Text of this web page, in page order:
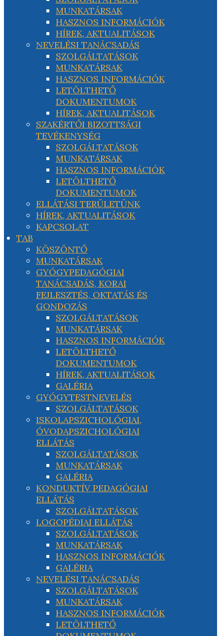
MUNKATÁRSAK
HASZNOS INFORMÁCIÓK
HÍREK, AKTUALITÁSOK
NEVELÉSI TANÁCSADÁS
SZOLGÁLTATÁSOK
MUNKATÁRSAK
HASZNOS INFORMÁCIÓK
LETÖLTHETŐ
DOKUMENTUMOK
HÍREK, AKTUALITÁSOK
SZAKÉRTŐI BIZOTTSÁGI
TEVÉKENYSÉG
SZOLGÁLTATÁSOK
MUNKATÁRSAK
HASZNOS INFORMÁCIÓK
LETÖLTHETŐ
DOKUMENTUMOK
ELLÁTÁSI TERÜLETÜNK
HÍREK, AKTUALITÁSOK
KAPCSOLAT
TAB
KÖSZÖNTŐ
MUNKATÁRSAK
GYÓGYPEDAGÓGIAI
TANÁCSADÁS, KORAI
FEJLESZTÉS, OKTATÁS ÉS
GONDOZÁS
SZOLGÁLTATÁSOK
MUNKATÁRSAK
HASZNOS INFORMÁCIÓK
LETÖLTHETŐ
DOKUMENTUMOK
HÍREK, AKTUALITÁSOK
GALÉRIA
GYÓGYTESTNEVELÉS
SZOLGÁLTATÁSOK
ISKOLAPSZICHOLÓGIAI,
ÓVODAPSZICHOLÓGIAI
ELLÁTÁS
SZOLGÁLTATÁSOK
MUNKATÁRSAK
GALÉRIA
KONDUKTÍV PEDAGÓGIAI
ELLÁTÁS
SZOLGÁLTATÁSOK
LOGOPÉDIAI ELLÁTÁS
SZOLGÁLTATÁSOK
MUNKATÁRSAK
HASZNOS INFORMÁCIÓK
GALÉRIA
NEVELÉSI TANÁCSADÁS
SZOLGÁLTATÁSOK
MUNKATÁRSAK
HASZNOS INFORMÁCIÓK
LETÖLTHETŐ